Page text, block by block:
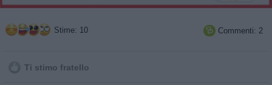
Stime: 10  Commenti: 2
Ti stimo fratello